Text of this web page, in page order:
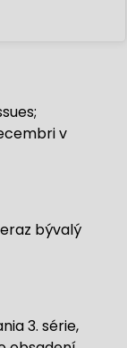
v
bývalý
3. série,